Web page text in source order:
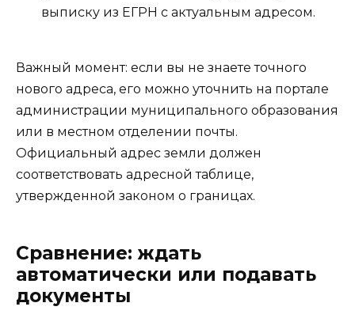
выписку из ЕГРН с актуальным адресом.
Важный момент: если вы не знаете точного
нового адреса, его можно уточнить на портале
администрации муниципального образования
или в местном отделении почты.
Официальный адрес земли должен
соответствовать адресной таблице,
утвержденной законом о границах.
Сравнение: ждать
автоматически или подавать
документы